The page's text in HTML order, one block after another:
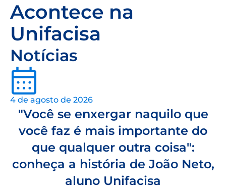
Acontece na
Unifacisa
Notícias
4 de agosto de 2026
"Você se enxergar naquilo que
você faz é mais importante do
que qualquer outra coisa":
conheça a história de João Neto,
aluno Unifacisa